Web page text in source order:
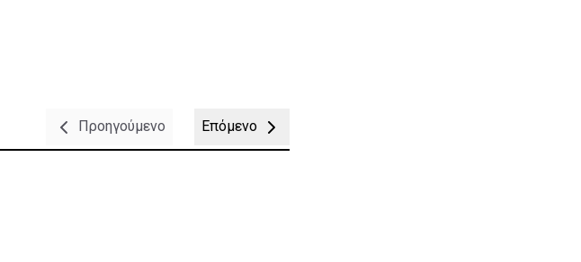
Προηγούμενο Επόμενο